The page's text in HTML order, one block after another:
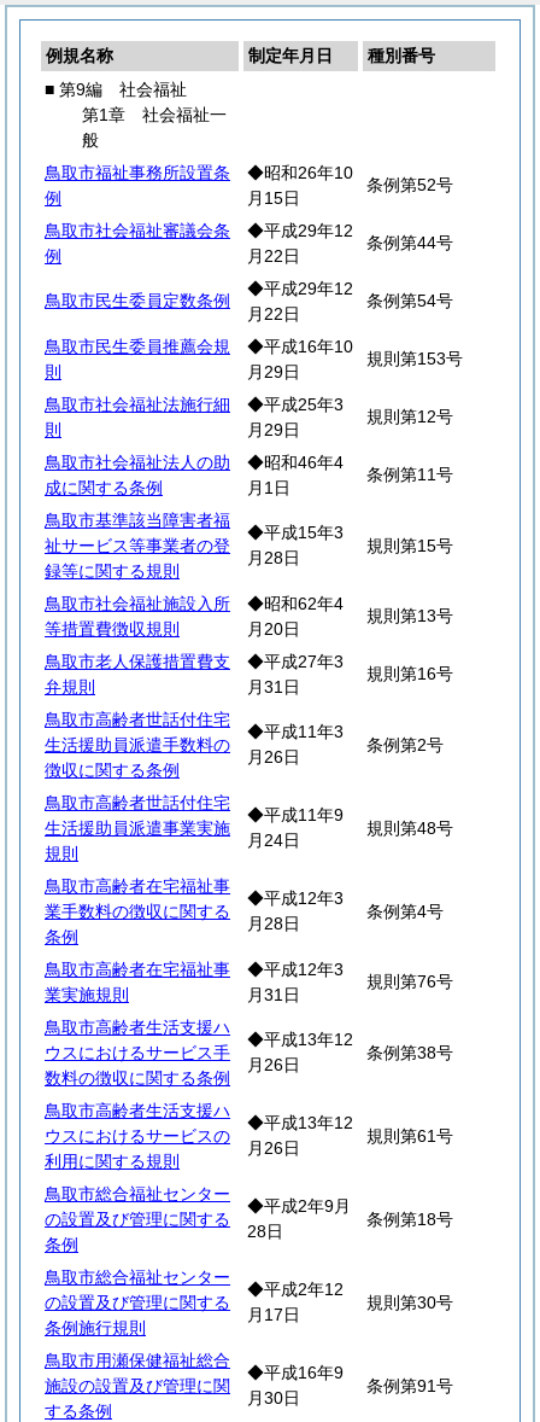
例規名称 制定年月日
種別番号
■ 第9編 社会福祉
第1章 社会福祉一
般
鳥取市福祉事務所設置条
例
◆昭和26年10
月15日
条例第52号
鳥取市社会福祉審議会条
例
◆平成29年12
月22日
条例第44号
鳥取市民生委員定数条例
◆平成29年12
月22日
条例第54号
鳥取市民生委員推薦会規
則
◆平成16年10
月29日
規則第153号
鳥取市社会福祉法施行細
則
◆平成25年3
月29日
規則第12号
鳥取市社会福祉法人の助
成に関する条例
◆昭和46年4
月1日
条例第11号
鳥取市基準該当障害者福
祉サービス等事業者の登
録等に関する規則
◆平成15年3
月28日
規則第15号
鳥取市社会福祉施設入所
等措置費徴収規則
◆昭和62年4
月20日
規則第13号
鳥取市老人保護措置費支
弁規則
◆平成27年3
月31日
規則第16号
鳥取市高齢者世話付住宅
生活援助員派遣手数料の
徴収に関する条例
◆平成11年3
月26日
条例第2号
鳥取市高齢者世話付住宅
生活援助員派遣事業実施
規則
◆平成11年9
月24日
規則第48号
鳥取市高齢者在宅福祉事
業手数料の徴収に関する
条例
◆平成12年3
月28日
条例第4号
鳥取市高齢者在宅福祉事
業実施規則
◆平成12年3
月31日
規則第76号
鳥取市高齢者生活支援ハ
ウスにおけるサービス手
数料の徴収に関する条例
◆平成13年12
月26日
条例第38号
鳥取市高齢者生活支援ハ
ウスにおけるサービスの
利用に関する規則
◆平成13年12
月26日
規則第61号
鳥取市総合福祉センター
の設置及び管理に関する
条例
◆平成2年9月
28日
条例第18号
鳥取市総合福祉センター
の設置及び管理に関する
条例施行規則
◆平成2年12
月17日
規則第30号
鳥取市用瀬保健福祉総合
施設の設置及び管理に関
する条例
◆平成16年9
月30日
条例第91号